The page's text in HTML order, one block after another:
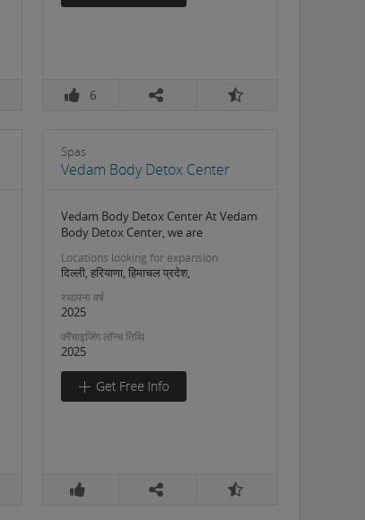
6
Spas
Vedam Body Detox Center
Vedam Body Detox Center At Vedam
Body Detox Center, we are
Locations looking for expansion
दिल्ली, हरियाणा, हिमाचल प्रदेश,
स्थापना वर्ष
2025
फ़्रैंचाइजिंग लॉन्च तिथि
2025